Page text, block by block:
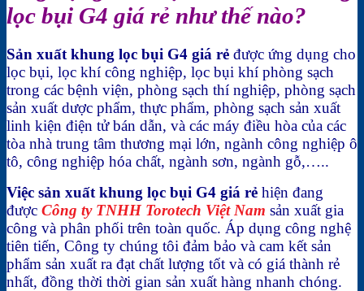
lọc bụi G4 giá rẻ như thế nào?
Sản xuất khung lọc bụi G4 giá rẻ được ứng dụng cho
lọc bụi, lọc khí công nghiệp, lọc bụi khí phòng sạch
trong các bệnh viện, phòng sạch thí nghiệp, phòng sạch
sản xuất dược phẩm, thực phẩm, phòng sạch sản xuất
linh kiện điện tử bán dẫn, và các máy điều hòa của các
tòa nhà trung tâm thương mại lớn, ngành công nghiệp ô
tô, công nghiệp hóa chất, ngành sơn, ngành gỗ,…..
Việc sản xuất khung lọc bụi G4 giá rẻ hiện đang
được Công ty TNHH Torotech Việt Nam sản xuất gia
công và phân phối trên toàn quốc. Áp dụng công nghệ
tiên tiến, Công ty chúng tôi đảm bảo và cam kết sản
phẩm sản xuất ra đạt chất lượng tốt và có giá thành rẻ
nhất, đồng thời thời gian sản xuất hàng nhanh chóng.